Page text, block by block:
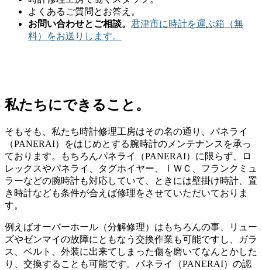
よくあるご質問とお答え。
お問い合わせとご相談。 君津市に時計を運ぶ箱（無
料）をお送りします。
私たちにできること。
そもそも、私たち時計修理工房はその名の通り、パネライ
（PANERAI）をはじめとする腕時計のメンテナンスを承っ
ております。もちろんパネライ（PANERAI）に限らず、ロ
レックスやパネライ、タグホイヤー、ＩＷＣ、フランクミュ
ラーなどの腕時計も対応していて、ときには壁掛け時計、置
き時計なども条件が合えば修理をさせていただいておりま
す。
例えばオーバーホール（分解修理）はもちろんの事、リュー
ズやゼンマイの故障にともなう交換作業も可能ですし、ガラ
ス、ベルト、外装に出来てしまった傷を磨いてなんとかした
り、交換することも可能です。パネライ（PANERAI）の認